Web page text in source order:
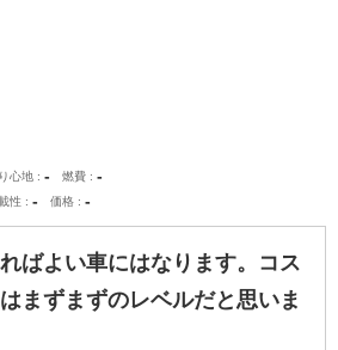
心地 - 燃費 -
性 - 価格 -
ばよい車にはなります。コス
まずまずのレベルだと思いま